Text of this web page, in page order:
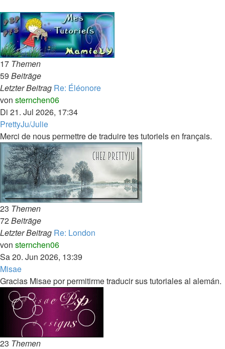
17 Themen
59 Beiträge
Letzter Beitrag Re: Éléonore
von sternchen06Neuester
Beitrag
Di 21. Jul 2026, 17:34
PrettyJu/Julie
Merci de nous permettre de traduire tes tutoriels en français.
23 Themen
72Beiträge
Letzter Beitrag Re: London
von sternchen06Neuester
Beitrag
Sa 20. Jun 2026, 13:39
Misae
Gracias Misae por permitirme traducir sus tutoriales al alemán.
23 Themen